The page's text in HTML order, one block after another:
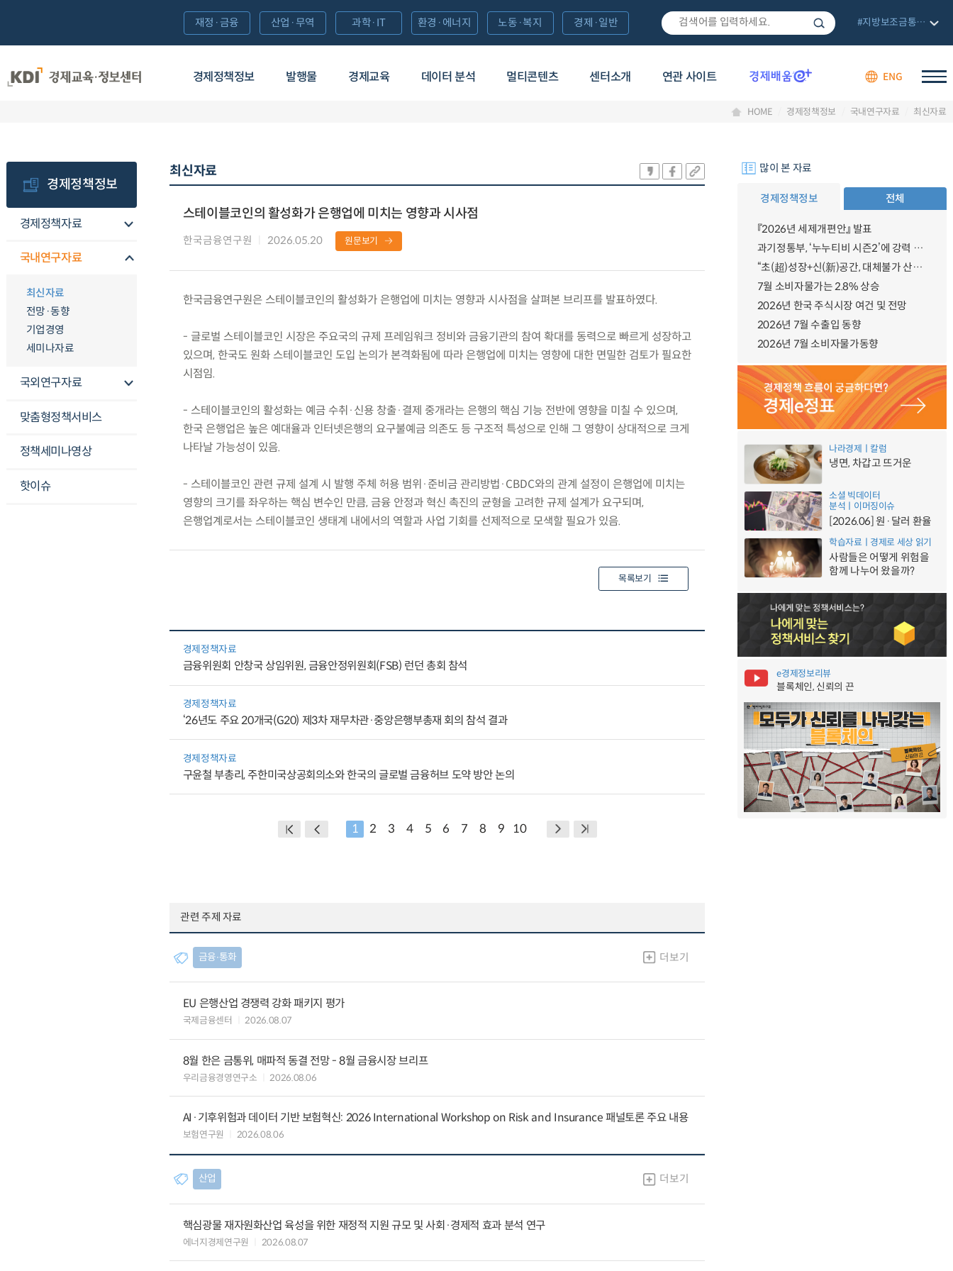
경제정책정보 발행물 경제교육 데이터 분석 멀티콘텐츠 센터소개 연관 사이트 ENG
재정·금융 산업·무역 과학·IT 환경·에너지 노동·복지 경제·일반 #지방보조금통합관리망
HOME 경제정책정보 국내연구자료 최신자료
경제정책정보
경제정책자료
국내연구자료
최신자료
전망·동향
기업경영
세미나자료
국외연구자료
맞춤형정책서비스
정책세미나영상
핫이슈
최신자료
스테이블코인의 활성화가 은행업에 미치는 영향과 시사점
한국금융연구원 2026.05.20 원문보기
한국금융연구원은 스테이블코인의 활성화가 은행업에 미치는 영향과 시사점을 살펴본 브리프를 발표하였다.
- 글로벌 스테이블코인 시장은 주요국의 규제 프레임워크 정비와 금융기관의 참여 확대를 동력으로 빠르게 성장하고
있으며, 한국도 원화 스테이블코인 도입 논의가 본격화됨에 따라 은행업에 미치는 영향에 대한 면밀한 검토가 필요한
시점임.
- 스테이블코인의 활성화는 예금 수취·신용 창출·결제 중개라는 은행의 핵심 기능 전반에 영향을 미칠 수 있으며,
한국 은행업은 높은 예대율과 인터넷은행의 요구불예금 의존도 등 구조적 특성으로 인해 그 영향이 상대적으로 크게
나타날 가능성이 있음.
- 스테이블코인 관련 규제 설계 시 발행 주체 허용 범위·준비금 관리방법·CBDC와의 관계 설정이 은행업에 미치는
영향의 크기를 좌우하는 핵심 변수인 만큼, 금융 안정과 혁신 촉진의 균형을 고려한 규제 설계가 요구되며,
은행업계로서는 스테이블코인 생태계 내에서의 역할과 사업 기회를 선제적으로 모색할 필요가 있음.
목록보기
경제정책자료
금융위원회 안창국 상임위원, 금융안정위원회(FSB) 런던 총회 참석
경제정책자료
‘26년도 주요 20개국(G20) 제3차 재무차관·중앙은행부총재 회의 참석 결과
경제정책자료
구윤철 부총리, 주한미국상공회의소와 한국의 글로벌 금융허브 도약 방안 논의
1 2 3 4 5 6 7 8 9 10
관련 주제 자료
금융∙통화 더보기
EU 은행산업 경쟁력 강화 패키지 평가
국제금융센터 2026.08.07
8월 한은 금통위, 매파적 동결 전망 - 8월 금융시장 브리프
우리금융경영연구소 2026.08.06
AI·기후위험과 데이터 기반 보험혁신: 2026 International Workshop on Risk and Insurance 패널토론 주요 내용
보험연구원 2026.08.06
산업 더보기
핵심광물 재자원화산업 육성을 위한 재정적 지원 규모 및 사회·경제적 효과 분석 연구
에너지경제연구원 2026.08.07
많이 본 자료
경제정책정보 전체
『2026년 세제개편안』 발표
과기정통부, ‘누누티비 시즌2’에 강력 대응 의지 밝혀
“초(超)성장+신(新)공간, 대체불가 산업강국”
7월 소비자물가는 2.8% 상승
2026년 한국 주식시장 여건 및 전망
2026년 7월 수출입 동향
2026년 7월 소비자물가동향
나라경제ㅣ칼럼
냉면, 차갑고 뜨거운
소셜 빅데이터
분석ㅣ이머징이슈
[2026.06] 원·달러 환율
학습자료ㅣ경제로 세상 읽기
사람들은 어떻게 위험을
함께 나누어 왔을까?
e경제정보리뷰
블록체인, 신뢰의 끈